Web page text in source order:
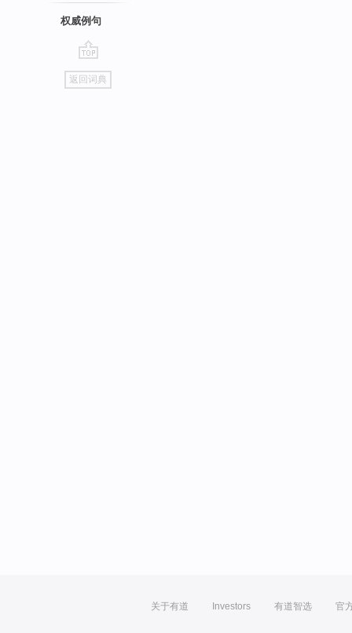
权威例句
go
top
返回词典
关于有道 Investors 有道智选 官